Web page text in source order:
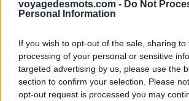
voyagedesmots.com - Do Not
Personal Information
If you wish to opt-out of the sale, sharing
processing of your personal or sensitive
targeted advertising by us, please use the
section to confirm your selection. Please
opt-out request is processed you may
jeu avec votre liste d'amis, plus de
alors aidez-le à grandir. Vous
pas à trouver un niveau
commentaire ci-dessous et nous
qu'heureux de vous aider !